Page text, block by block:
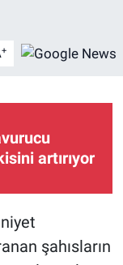
+
artırıyor
şahısların